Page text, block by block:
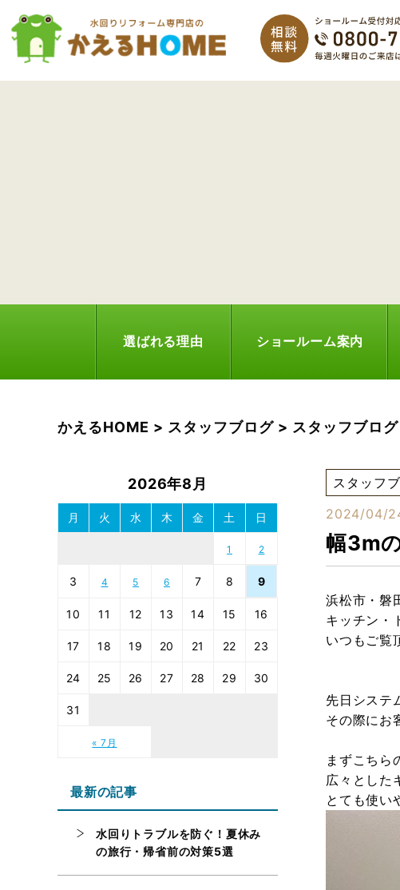
選ばれる理由 ショールーム案内
かえるHOME > スタッフブログ > スタッフブログ
スタッフ
2024/04/
幅3m
浜松市・磐
キッチン・
いつもご覧
先日システ
その際にお
まずこちら
広々とした
とても使い
2026年8月
月 火 水 木 金 土 日
« 7月
1 2
3 4 5 6 7 8 9
10 11 12 13 14 15 16
17 18 19 20 21 22 23
24 25 26 27 28 29 30
31
最新の記事
水回りトラブルを防ぐ！夏休み
の旅行・帰省前の対策5選